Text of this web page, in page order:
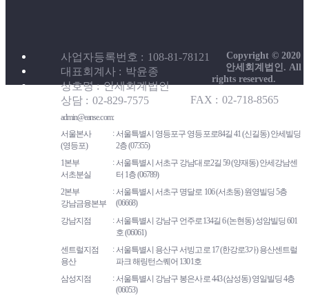
사업자등록번호
108-81-78121
대표회계사
박윤종
상호명
안세회계법인
상담
02-829-7575 FAX 02-718-8565
admin@eanse.com
서울본사
(영등포)
서울특별시 영등포구 영등포로84길 41 (신길동) 안세빌딩
2층 (07355)
1본부
서초분실
서울특별시 서초구 강남대로2길 59 (양재동) 안세강남센
터 1층 (06789)
2본부
강남금융본부
서울특별시 서초구 명달로 106 (서초동) 원영빌딩 5층
(06668)
강남지점
서울특별시 강남구 언주로134길 6 (논현동) 성암빌딩 601
호 (06061)
센트럴지점
용산
서울특별시 용산구 서빙고로 17 (한강로3가) 용산센트럴
파크 해링턴스퀘어 1301호
삼성지점
서울특별시 강남구 봉은사로 443 (삼성동) 영일빌딩 4층
(06053)
Copyright © 2020
안세회계법인. All
rights reserved.